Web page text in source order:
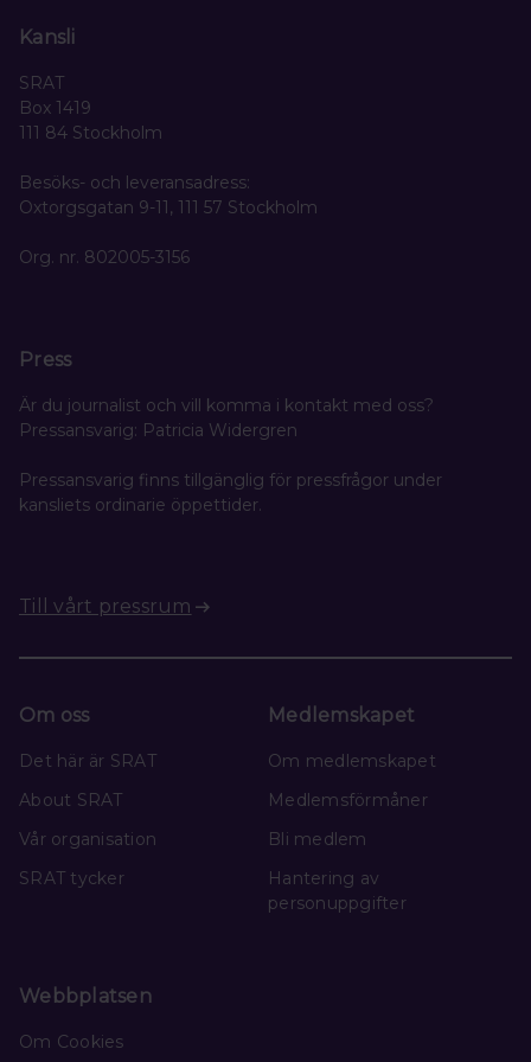
Kansli
SRAT
Box 1419
111 84 Stockholm
Besöks- och leveransadress:
Oxtorgsgatan 9-11, 111 57 Stockholm
Org. nr. 802005-3156
Press
Är du journalist och vill komma i kontakt med oss?
Pressansvarig: Patricia Widergren
Pressansvarig finns tillgänglig för pressfrågor under
kansliets ordinarie öppettider.
Till vårt pressrum
Om oss
Det här är SRAT
About SRAT
Vår organisation
SRAT tycker
Medlemskapet
Om medlemskapet
Medlemsförmåner
Bli medlem
Hantering av
personuppgifter
Webbplatsen
Om Cookies